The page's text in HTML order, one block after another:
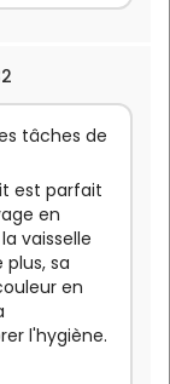
tâches de
est parfait
en
vaisselle
sa
en
l'hygiène.